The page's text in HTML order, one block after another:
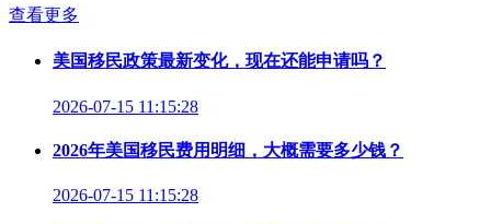
查看更多
美国移民政策最新变化，现在还能申请吗？
2026-07-15 11:15:28
2026年美国移民费用明细，大概需要多少钱？
2026-07-15 11:15:28